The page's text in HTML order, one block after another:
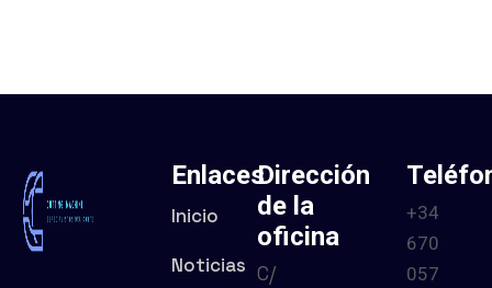
Enlaces
Inicio
Noticias
Dirección
de la
oficina
C/
+34
670
057